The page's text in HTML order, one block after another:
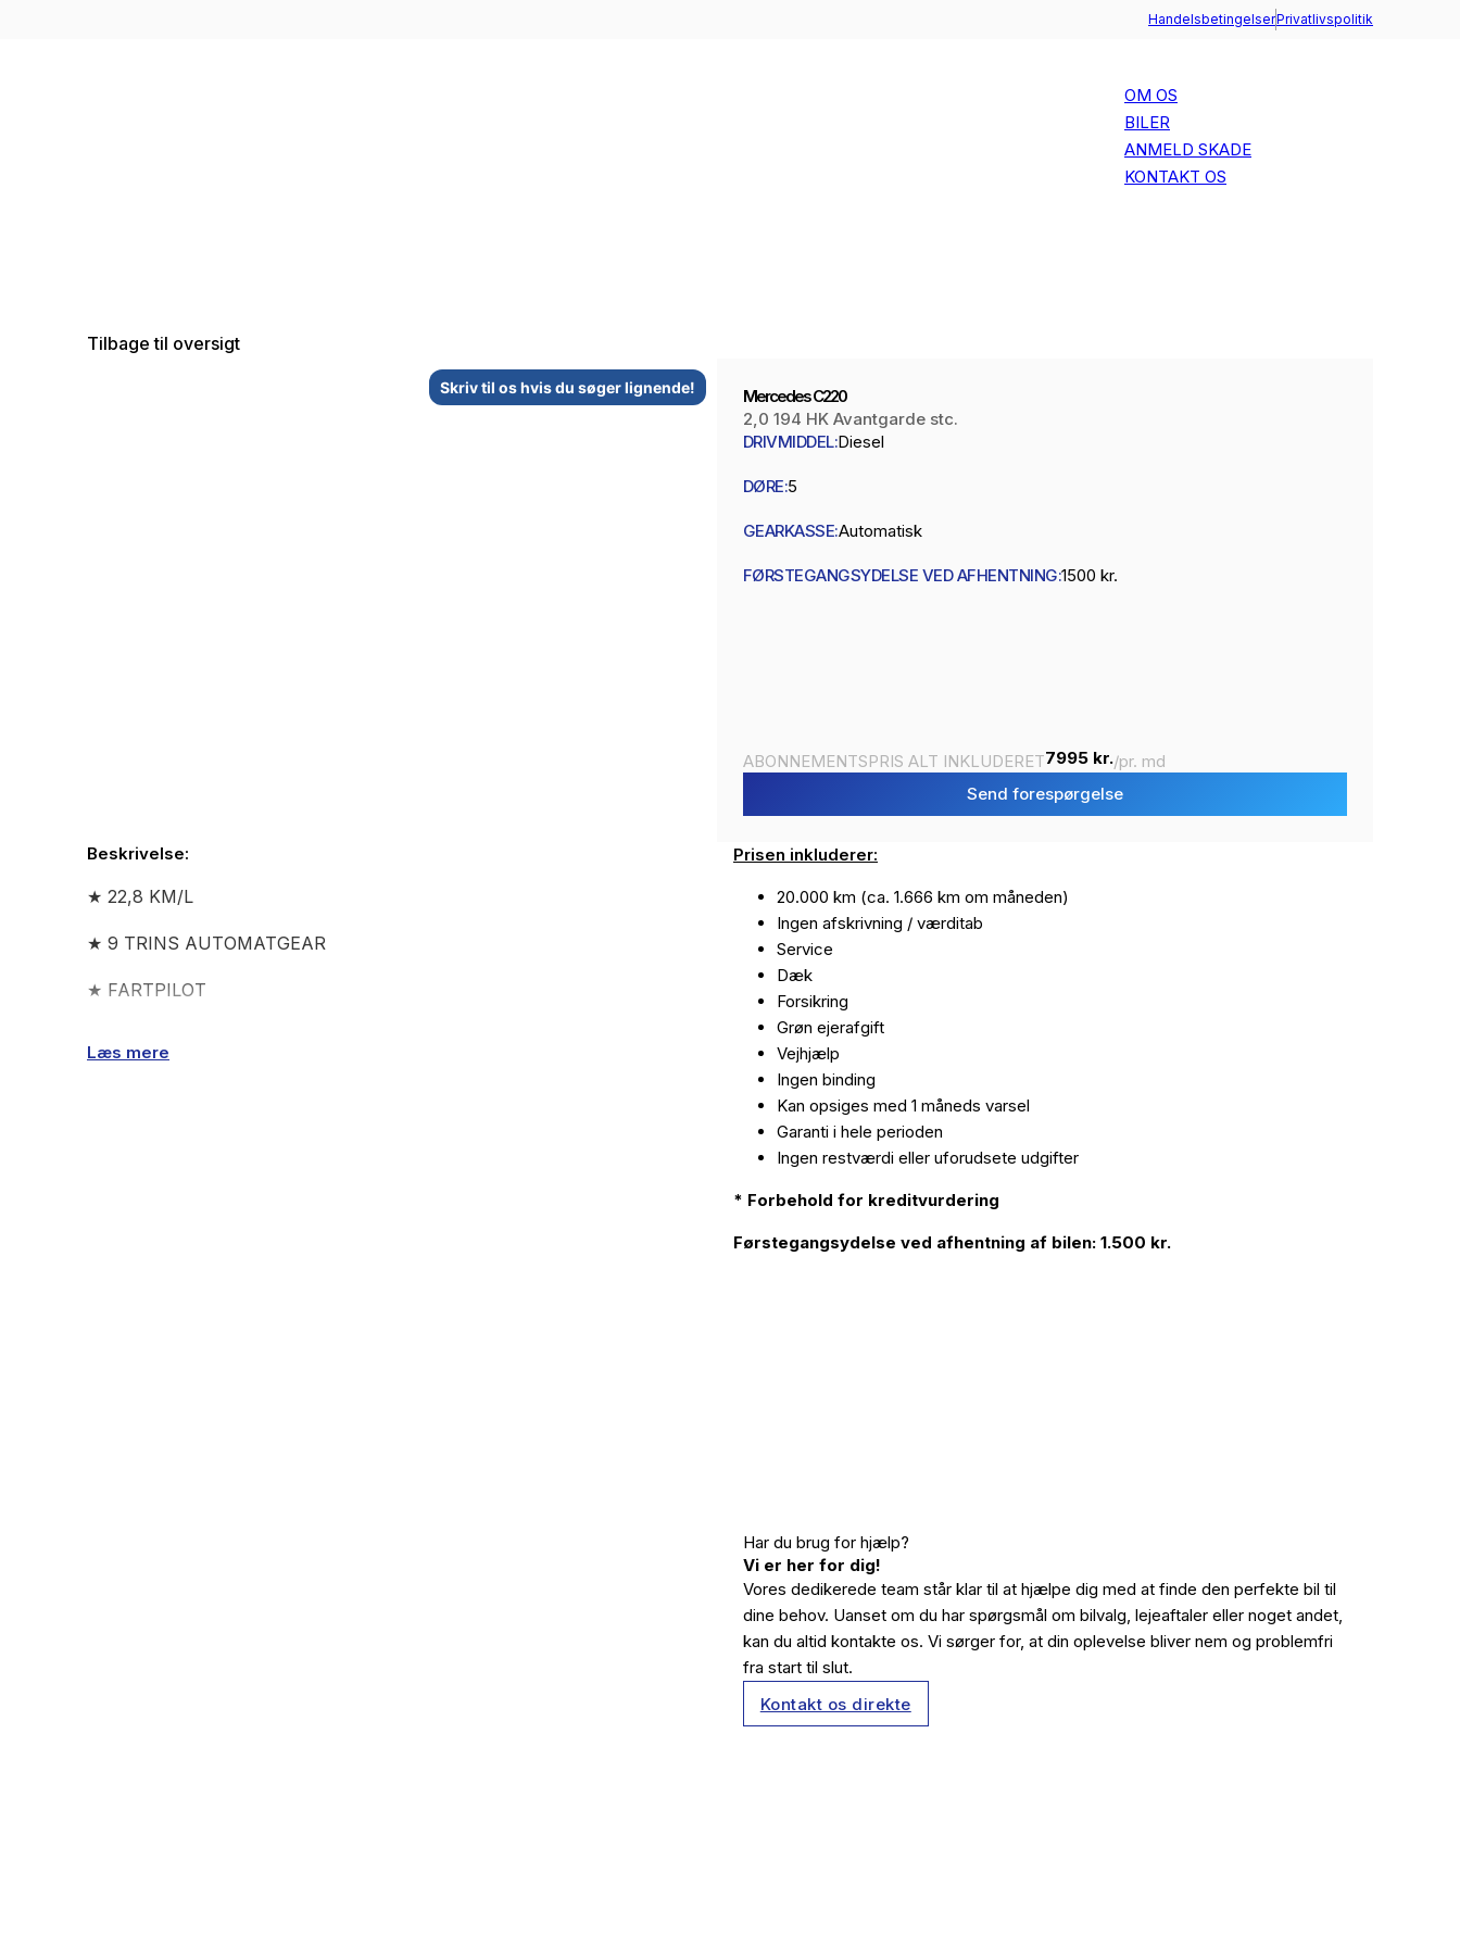
HandelsbetingelserPrivatlivspolitik
OM OS
BILER
ANMELD SKADE
KONTAKT OS
Tilbage til oversigt
Skriv til os hvis du søger lignende!
Mercedes C220
2,0 194 HK Avantgarde stc.
DRIVMIDDEL:Diesel
DØRE:5
GEARKASSE:Automatisk
FØRSTEGANGSYDELSE VED AFHENTNING:1500 kr.
ABONNEMENTSPRIS ALT INKLUDERET7995 kr./pr. md
Send forespørgelse
Beskrivelse:
★ 22,8 KM/L
★ 9 TRINS AUTOMATGEAR
★ FARTPILOT
Læs mere
Prisen inkluderer:
20.000 km (ca. 1.666 km om måneden)
Ingen afskrivning / værditab
Service
Dæk
Forsikring
Grøn ejerafgift
Vejhjælp
Ingen binding
Kan opsiges med 1 måneds varsel
Garanti i hele perioden
Ingen restværdi eller uforudsete udgifter
* Forbehold for kreditvurdering
Førstegangsydelse ved afhentning af bilen: 1.500 kr.
Har du brug for hjælp?
Vi er her for dig!
Vores dedikerede team står klar til at hjælpe dig med at finde den perfekte bil til
dine behov. Uanset om du har spørgsmål om bilvalg, lejeaftaler eller noget andet,
kan du altid kontakte os. Vi sørger for, at din oplevelse bliver nem og problemfri
fra start til slut.
Kontakt os direkte